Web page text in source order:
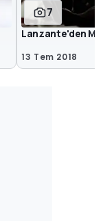
7
Lanzante'den
13 Tem 2018